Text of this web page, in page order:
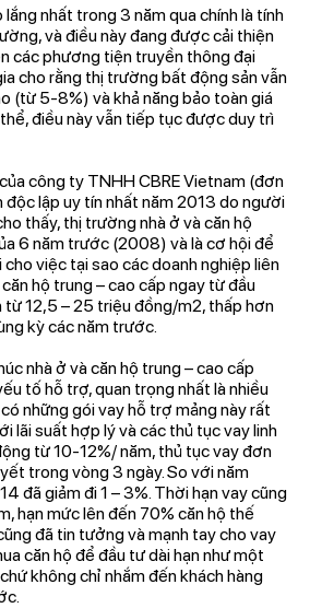
lắng nhất trong 3 năm qua chính là tính
và điều này đang được cải thiện
các phương tiện truyền thông đại
cho rằng thị trường bất động sản vẫn
(từ 5-8%) và khả năng bảo toàn giá
điều này vẫn tiếp tục được duy trì
công ty TNHH CBRE Vietnam (đơn
độc lập uy tín nhất năm 2013 do người
thấy, thị trường nhà ở và căn hộ
6 năm trước (2008) và là cơ hội để
cho việc tại sao các doanh nghiệp liên
hộ trung – cao cấp ngay từ đầu
từ 12,5 – 25 triệu đồng/m2, thấp hơn
kỳ các năm trước.
nhà ở và căn hộ trung – cao cấp
tố hỗ trợ, quan trọng nhất là nhiều
những gói vay hỗ trợ mảng này rất
lãi suất hợp lý và các thủ tục vay linh
từ 10-12%/ năm, thủ tục vay đơn
trong vòng 3 ngày. So với năm
đã giảm đi 1 – 3%. Thời hạn vay cũng
hạn mức lên đến 70% căn hộ thế
đã tin tưởng và mạnh tay cho vay
căn hộ để đầu tư dài hạn như một
không chỉ nhắm đến khách hàng